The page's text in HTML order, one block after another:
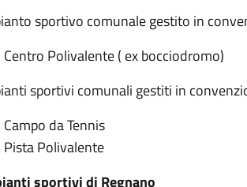
sportivo comunale gestito in
Centro Polivalente ( ex bocciodromo)
sportivi comunali gestiti in
Campo da Tennis
Pista Polivalente
sportivi di Regnano